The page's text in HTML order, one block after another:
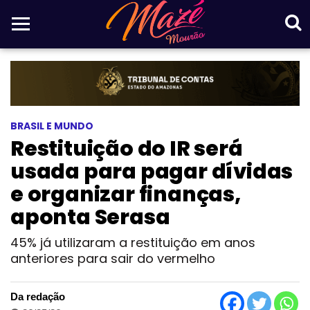
BRASIL E MUNDO
Restituição do IR será
usada para pagar dívidas
e organizar finanças,
aponta Serasa
45% já utilizaram a restituição em anos
anteriores para sair do vermelho
Da redação